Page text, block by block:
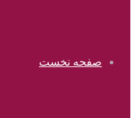
صفحه نخست